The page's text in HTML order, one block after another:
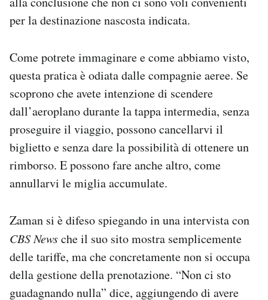
per la destinazione nascosta indicata.
Come potrete immaginare e come abbiamo visto,
questa pratica è odiata dalle compagnie aeree. Se
scoprono che avete intenzione di scendere
dall’aeroplano durante la tappa intermedia, senza
proseguire il viaggio, possono cancellarvi il
biglietto e senza dare la possibilità di ottenere un
rimborso. E possono fare anche altro, come
annullarvi le miglia accumulate.
Zaman si è difeso spiegando in una intervista con
CBS Newsche il suo sito mostra semplicemente
delle tariffe, ma che concretamente non si occupa
della gestione della prenotazione. “Non ci sto
guadagnando nulla” dice, aggiungendo di avere